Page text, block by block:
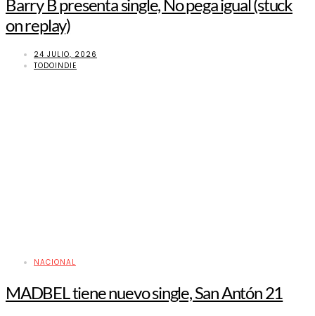
Barry B presenta single, No pega igual (stuck
on replay)
24 JULIO, 2026
TODOINDIE
NACIONAL
MADBEL tiene nuevo single, San Antón 21